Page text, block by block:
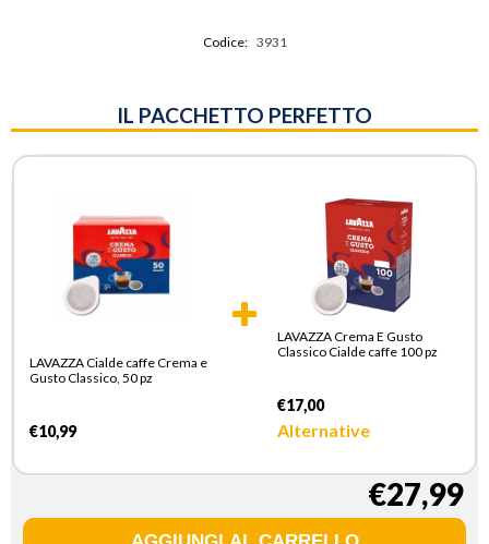
Codice: 3931
IL PACCHETTO PERFETTO
LAVAZZA Cialde caffe Crema e
Gusto Classico, 50 pz
€10,99
LAVAZZA Crema E Gusto
Classico Cialde caffe 100 pz
€17,00
Alternative
€27,99